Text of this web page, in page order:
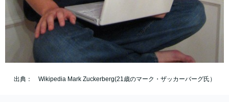
出典： Wikipedia Mark Zuckerberg(21歳のマーク・ザッカーバーグ氏）